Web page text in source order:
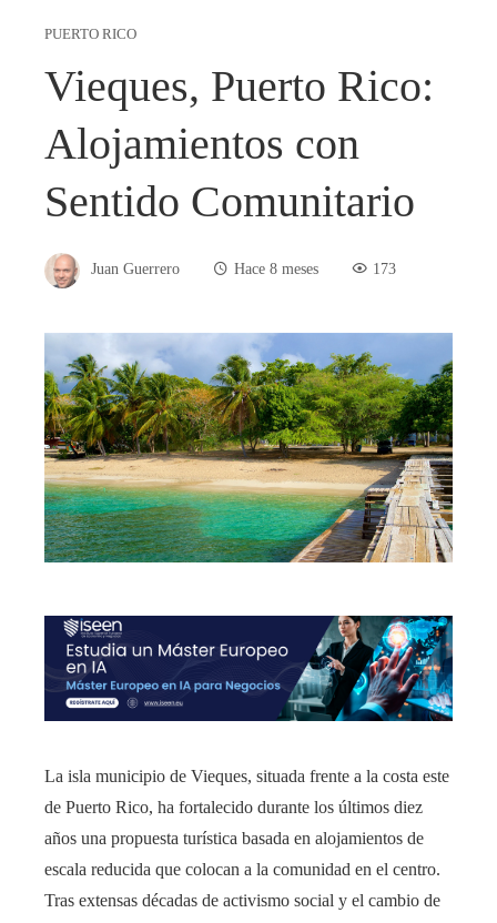
PUERTO RICO
Vieques, Puerto Rico:
Alojamientos con
Sentido Comunitario
Juan Guerrero Hace 8 meses 173
La isla municipio de Vieques, situada frente a la costa este
de Puerto Rico, ha fortalecido durante los últimos diez
años una propuesta turística basada en alojamientos de
escala reducida que colocan a la comunidad en el centro.
Tras extensas décadas de activismo social y el cambio de